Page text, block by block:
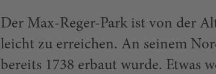
Der Max-Reger-Park ist von der
leicht zu erreichen. An seinem
bereits 1738 erbaut wurde. Etwas